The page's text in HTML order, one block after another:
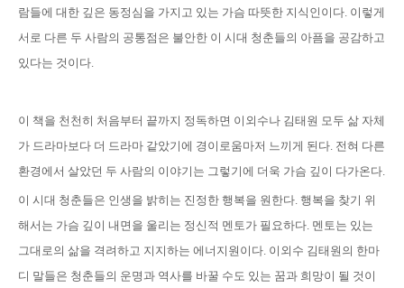
람들에 대한 깊은 동정심을 가지고 있는 가슴 따뜻한 지식인이다. 이렇게
서로 다른 두 사람의 공통점은 불안한 이 시대 청춘들의 아픔을 공감하고
있다는 것이다.
이 책을 천천히 처음부터 끝까지 정독하면 이외수나 김태원 모두 삶 자체
가 드라마보다 더 드라마 같았기에 경이로움마저 느끼게 된다. 전혀 다른
환경에서 살았던 두 사람의 이야기는 그렇기에 더욱 가슴 깊이 다가온다.
이 시대 청춘들은 인생을 밝히는 진정한 행복을 원한다. 행복을 찾기 위
해서는 가슴 깊이 내면을 울리는 정신적 멘토가 필요하다. 멘토는 있는
그대로의 삶을 격려하고 지지하는 에너지원이다. 이외수 김태원의 한마
디 말들은 청춘들의 운명과 역사를 바꿀 수도 있는 꿈과 희망이 될 것이